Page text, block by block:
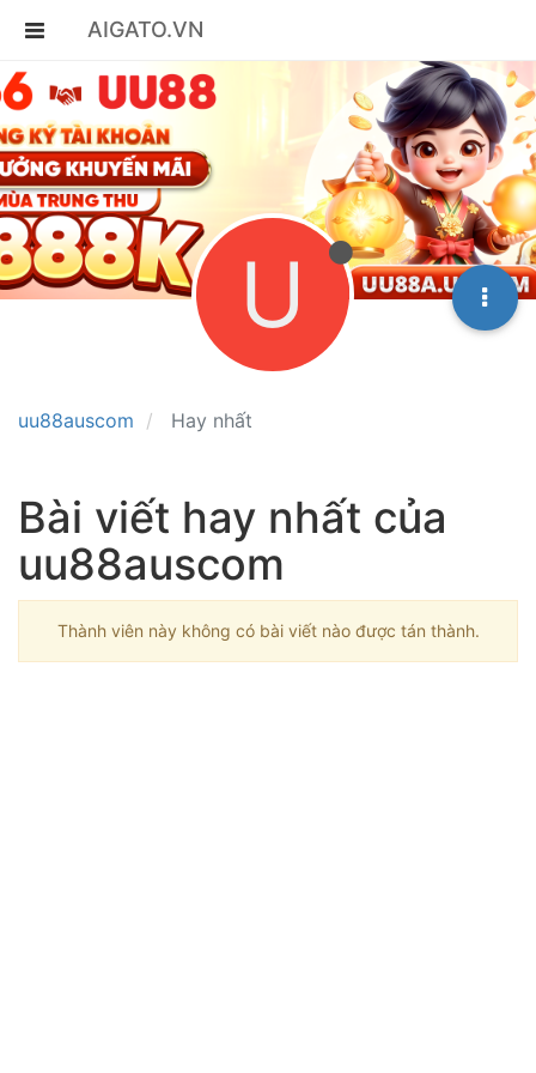
AIGATO.VN
uu88auscom Hay nhất
U
Bài viết hay nhất của
uu88auscom
Thành viên này không có bài viết nào được tán thành.